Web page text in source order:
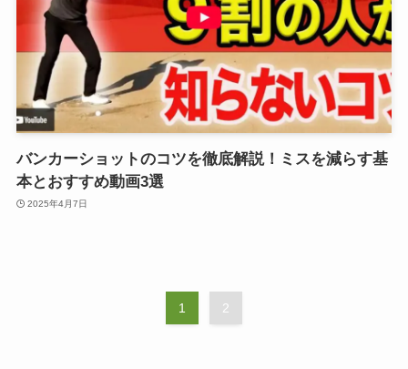
バンカーショットのコツを徹底解説！ミスを減らす基
本とおすすめ動画3選
2025年4月7日
1 2